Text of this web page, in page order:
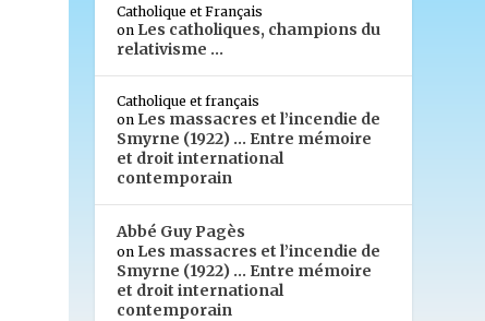
Catholique et Français
on Les catholiques, champions du
relativisme …
Catholique et français
on Les massacres et l’incendie de
Smyrne (1922) … Entre mémoire
et droit international
contemporain
Abbé Guy Pagès
on Les massacres et l’incendie de
Smyrne (1922) … Entre mémoire
et droit international
contemporain